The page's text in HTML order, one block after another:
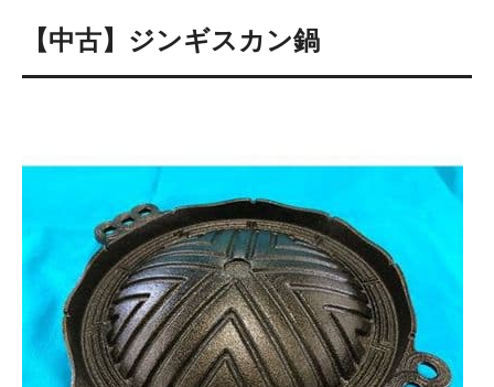
【中古】ジンギスカン鍋